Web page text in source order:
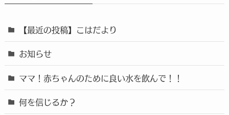
【最近の投稿】こはだより
お知らせ
ママ！赤ちゃんのために良い水を飲んで！！
何を信じるか？